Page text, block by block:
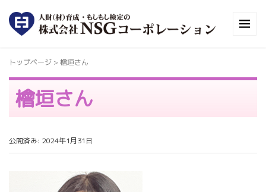
トップページ > 檜垣さん
檜垣さん
公開済み: 2024年1月31日